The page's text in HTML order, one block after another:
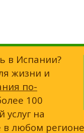
в Испании?
жизни и
по-
100
на
в любом